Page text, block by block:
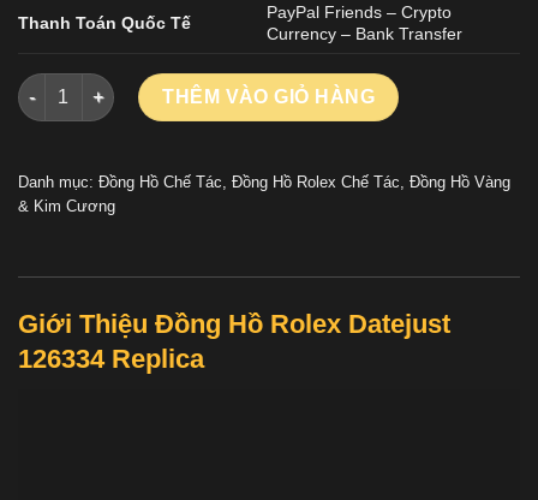
Thanh Toán Quốc Tế
PayPal Friends – Crypto
Currency – Bank Transfer
Đồng Hồ Rolex Datejust 126334 Replica Đính Full Kim Cương
THÊM VÀO GIỎ HÀNG
Danh mục: Đồng Hồ Chế Tác, Đồng Hồ Rolex Chế Tác, Đồng Hồ Vàng
& Kim Cương
Giới Thiệu Đồng Hồ Rolex Datejust
126334 Replica